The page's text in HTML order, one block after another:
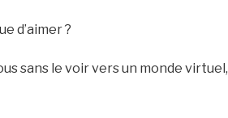
d’aimer ?
sans le voir vers un monde virtuel,